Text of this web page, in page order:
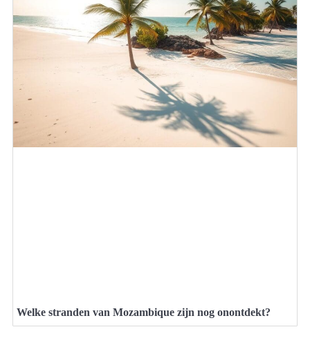
Welke stranden van Mozambique zijn nog onontdekt?